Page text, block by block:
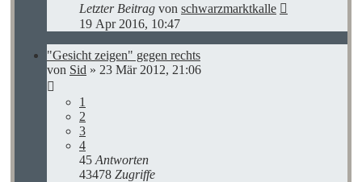
Letzter Beitrag von schwarzmarktkalle
19 Apr 2016, 10:47
"Gesicht zeigen" gegen rechts
von Sid » 23 Mär 2012, 21:06
1
2
3
4
45 Antworten
43478 Zugriffe